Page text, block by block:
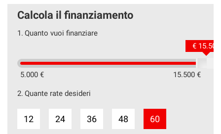
Calcola il finanziamento
1. Quanto vuoi finanziare
5.000 € 15.500 €
€ 15.500
2. Quante rate desideri
12 24 36 48 60